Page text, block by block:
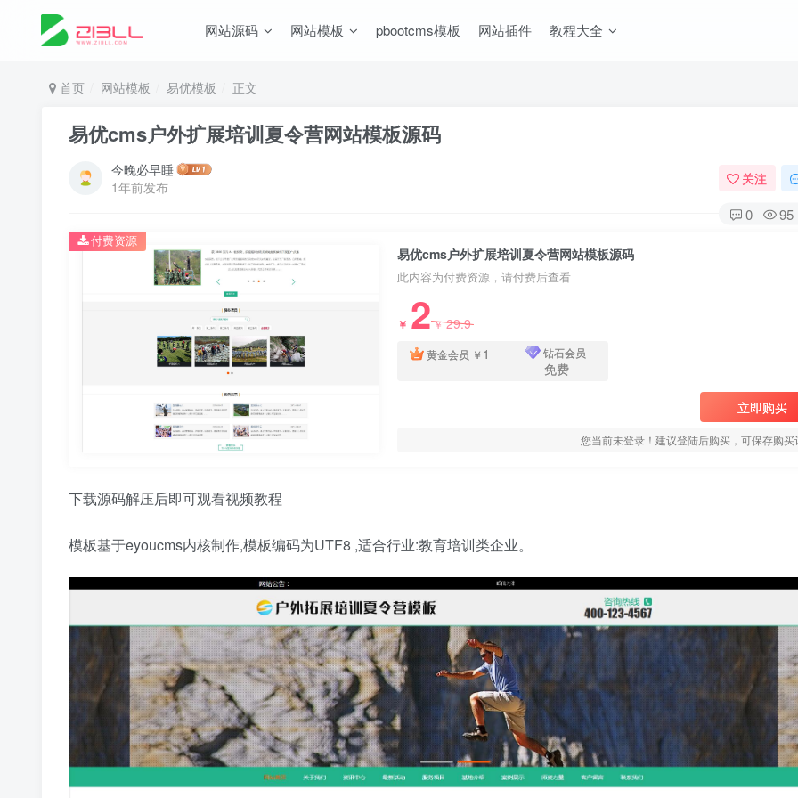
网站源码 网站模板 pbootcms模板 网站插件 教程大全
首页 网站模板 易优模板 正文
易优cms户外扩展培训夏令营网站模板源码
今晚必早睡
1年前发布
关注
0 95
易优cms户外扩展培训夏令营网站模板源码
此内容为付费资源，请付费后查看
￥ 2￥29.9
黄金会员 ￥ 1 钻石会员
免费
立即购买
您当前未登录！建议登陆后购买，可保存购买
付费资源
下载源码解压后即可观看视频教程
模板基于eyoucms内核制作,模板编码为UTF8 ,适合行业:教育培训类企业。